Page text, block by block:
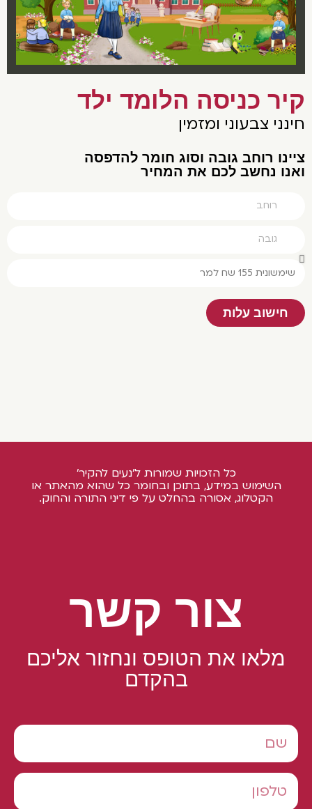
כניסה הלומד ילד
צבעוני ומזמין
רוחב גובה וסוג חומר להדפסה
נחשב לכם את המחיר
חישוב עלות
כל הזכויות שמורות ל'נעים להקיר'
השימוש במידע, בתוכן ובחומר כל שהוא מהאתר או
הקטלוג, אסורה בהחלט על פי דיני התורה והחוק.
צור קשר
מלאו את הטופס ונחזור אליכם
בהקדם